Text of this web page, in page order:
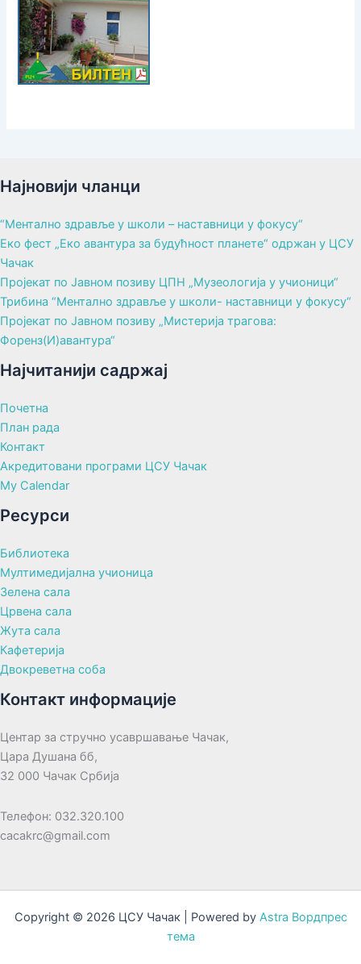
Најновији чланци
“Ментално здравље у школи – наставници у фокусу“
Еко фест „Еко авантура за будућност планете“ одржан у ЦСУ
Чачак
Пројекат по Јавном позиву ЦПН „Музеологија у учионици“
Трибина “Ментално здравље у школи- наставници у фокусу“
Пројекат по Јавном позиву „Мистерија трагова:
Форенз(И)авантура“
Најчитанији садржај
Почетна
План рада
Контакт
Акредитовани програми ЦСУ Чачак
My Calendar
Ресурси
Библиотека
Мултимедијална учионица
Зелена сала
Црвена сала
Жута сала
Кафетерија
Двокреветна соба
Контакт информације
Центар за стручно усавршавање Чачак,
Цара Душана бб,
32 000 Чачак Србија
Телефон: 032.320.100
cacakrc@gmail.com
Copyright © 2026 ЦСУ Чачак | Powered by Astra Вордпрес
тема